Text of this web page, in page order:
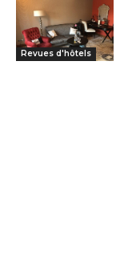
Revues d'hôtels